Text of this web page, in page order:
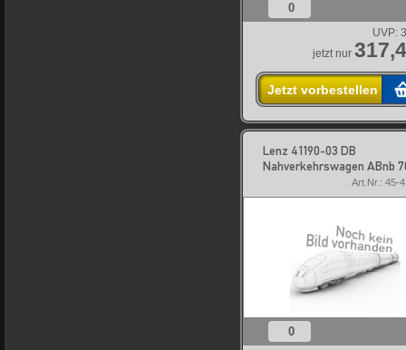
0
UVP:
jetzt nur
Jetzt vorbestellen
Lenz 41190-03 DB
Nahverkehrswagen ABnb
Art.Nr.: 45-
0